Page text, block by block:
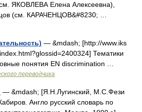
ЯКОВЛЕВА Елена Алексеевна),
(см. КАРАЧЕНЦОВ&#8230; …
— &mdash; [http://www.iks
Тематики
понятия EN discrimination …
переводчика
— &mdash; [Я.Н.Лугинский, М.С.Фези
Англо русский словарь по